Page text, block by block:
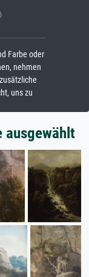
Farbe oder
nehmen
uns zu
ausgewählt